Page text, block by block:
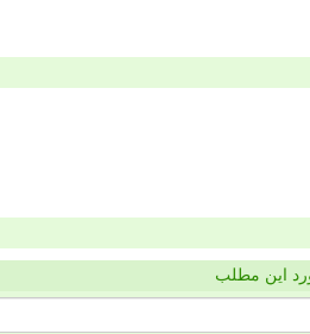
این مطلب